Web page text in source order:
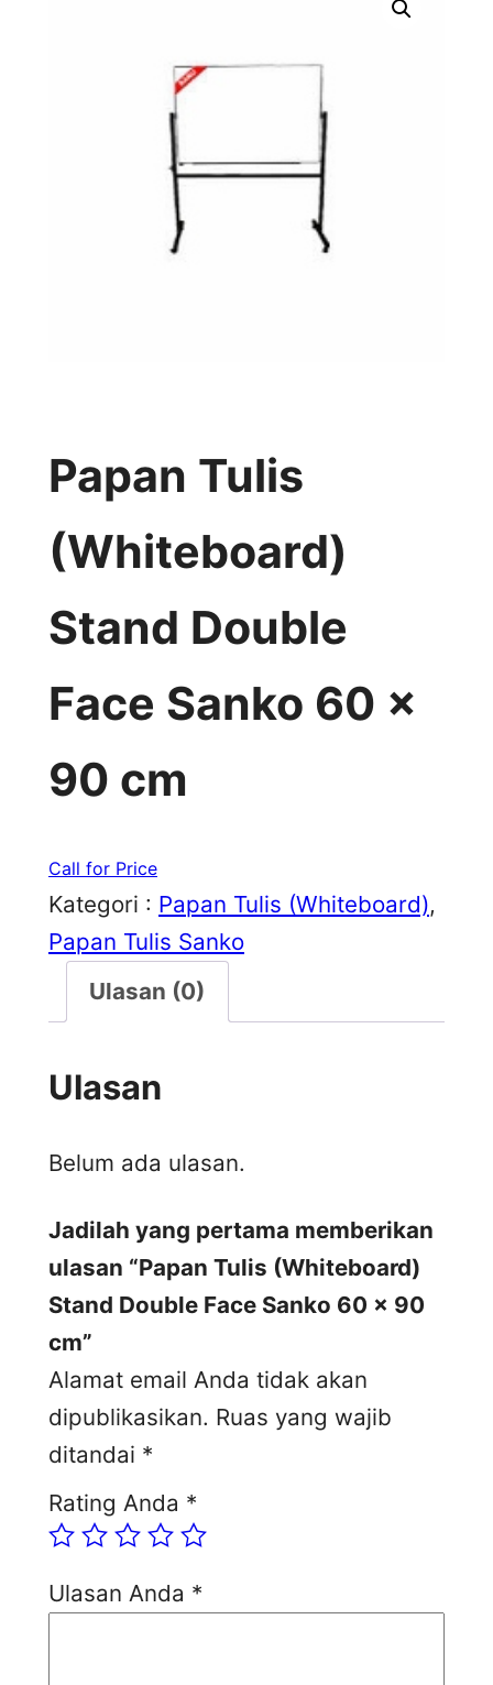
Papan Tulis
(Whiteboard)
Stand Double
Face Sanko 60 x
90 cm
Call for Price
Kategori : Papan Tulis (Whiteboard)
Papan Tulis Sanko
Ulasan (0)
Ulasan
Belum ada ulasan.
Jadilah yang pertama memberikan
ulasan “Papan Tulis (Whiteboard)
Stand Double Face Sanko 60 x 90
cm”
Alamat email Anda tidak akan
dipublikasikan. Ruas yang wajib
ditandai *
Rating Anda *
Ulasan Anda *